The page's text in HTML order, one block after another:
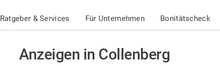
Ratgeber & Services Für Unternehmen Bonitätscheck
Anzeigen in Collenberg